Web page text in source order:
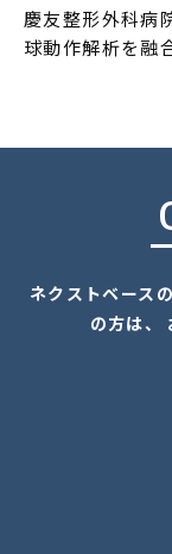
慶友整形外科病
球動作解析を融
ネクストベース
の方は、